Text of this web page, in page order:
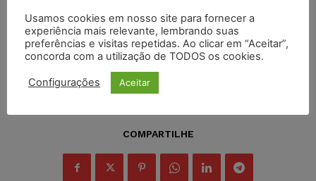
COMPARTILHE
Usamos cookies em nosso site para fornecer a
experiência mais relevante, lembrando suas
preferências e visitas repetidas. Ao clicar em “Aceitar”,
concorda com a utilização de TODOS os cookies.
Configurações Aceitar